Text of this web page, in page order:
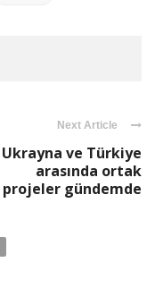
Next Article
Ukrayna ve Türkiye
arasında ortak
projeler gündemde